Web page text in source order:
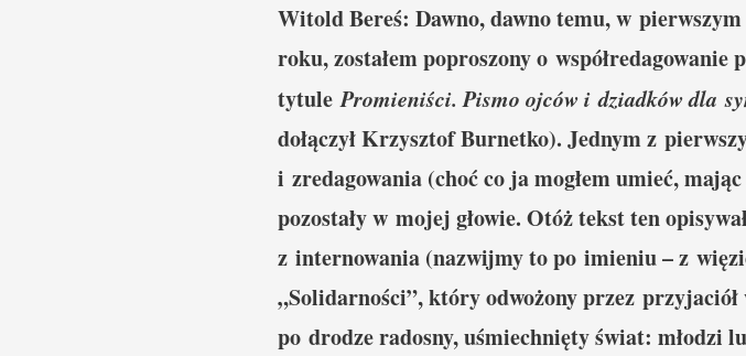
Witold Bereś: Dawno, dawno temu, w
roku, zostałem poproszony o
tytulePromieniści. Pismo ojców i dziadków dla
dołączył Krzysztof Burnetko). Jednym z
i zredagowania (choć co ja mogłem umieć,
pozostały w mojej głowie. Otóż tekst ten
z internowania (nazwijmy to po imieniu – z
„Solidarności”, który odwożony przez
po drodze radosny, uśmiechnięty świat: młodzi